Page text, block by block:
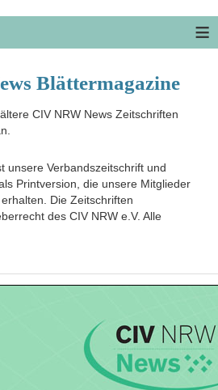
≡
Blättermagazine
CIV NRW News Zeitschriften
unsere Verbandszeitschrift und
Printversion, die unsere Mitglieder
Die Zeitschriften
des CIV NRW e.V. Alle